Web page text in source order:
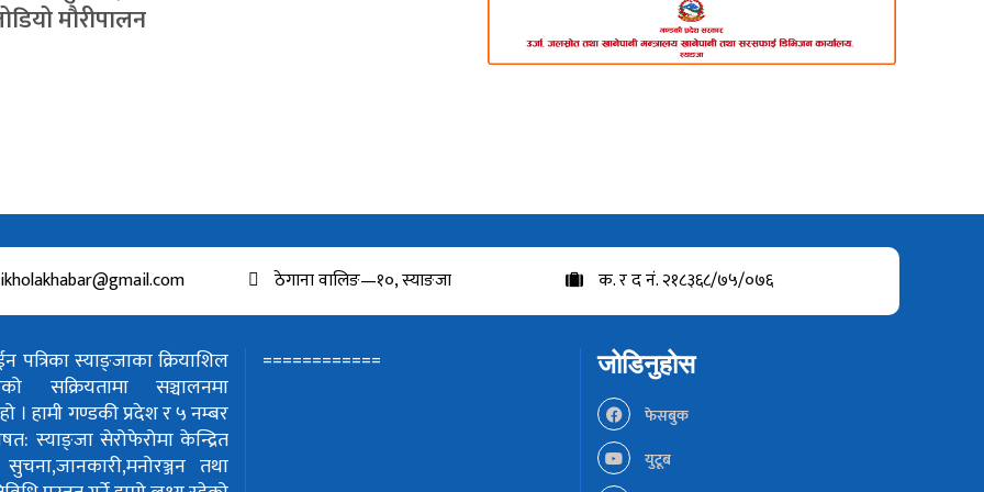
मौरीपालन
ठेगाना वालिङ—१०, स्याङजा क. र द नं. २१८३६८/७५/०७६
पत्रिका स्याङ्जाका क्रियाशिल
सक्रियतामा सञ्चालनमा
। हामी गण्डकी प्रदेश र ५ नम्बर
स्याङ्जा सेरोफेरोमा केन्द्रित
सुचना,जानकारी,मनोरञ्जन तथा
============ जोडिनुहोस
फेसबुक
युटूब